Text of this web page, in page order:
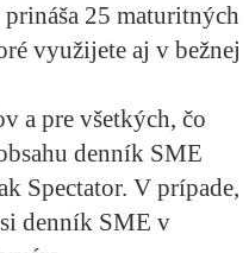
25 maturitných
využijete aj v bežnej
a pre všetkých, čo
denník SME
Spectator. V prípade,
denník SME v